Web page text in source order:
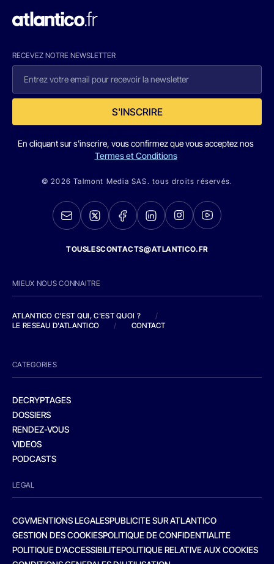
RECEVEZ NOTRE NEWSLETTER
S'INSCRIRE
En cliquant sur s'inscrire, vous confirmez que vous acceptez nos
Termes et Conditions
© 2026 Talmont Media SAS. tous droits réservés.
TOUSLESCONTACTS@ATLANTICO.FR
MIEUX NOUS CONNAITRE
ATLANTICO C'EST QUI, C'EST QUOI ?
/
LE RESEAU D'ATLANTICO
/ CONTACT
CATEGORIES
DECRYPTAGES
DOSSIERS
RENDEZ-VOUS
VIDEOS
PODCASTS
LEGAL
CGVMENTIONS LEGALESPUBLICITE SUR ATLANTICO
GESTION DES COOKIESPOLITIQUE DE CONFIDENTIALITE
POLITIQUE D’ACCESSIBILITEPOLITIQUE RELATIVE AUX COOKIES